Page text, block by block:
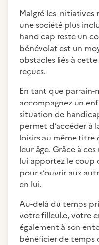
Malgré les initiatives
une société plus
handicap reste un
bénévolat est un
obstacles liés à
reçues.
En tant que parrain-
accompagnez un
situation de
permet d’accéder à
loisirs au même titre
leur âge. Grâce à
lui apportez le coup
pour s’ouvrir aux
en lui.
Au-delà du temps
votre filleul.e, votre
également à son
bénéficier de temps